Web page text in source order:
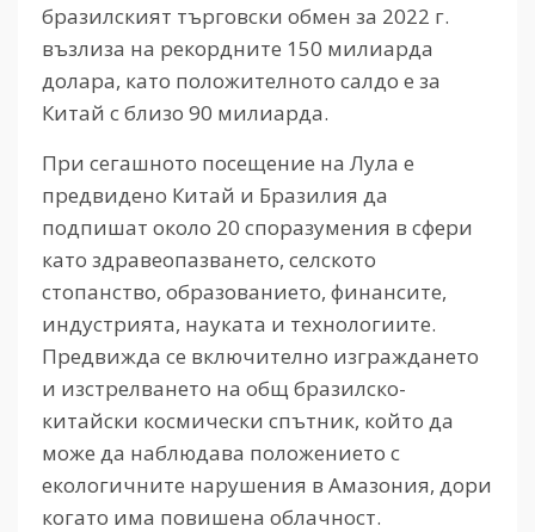
бразилският търговски обмен за 2022 г.
възлиза на рекордните 150 милиарда
долара, като положителното салдо е за
Китай с близо 90 милиарда.
При сегашното посещение на Лула е
предвидено Китай и Бразилия да
подпишат около 20 споразумения в сфери
като здравеопазването, селското
стопанство, образованието, финансите,
индустрията, науката и технологиите.
Предвижда се включително изграждането
и изстрелването на общ бразилско-
китайски космически спътник, който да
може да наблюдава положението с
екологичните нарушения в Амазония, дори
когато има повишена облачност.